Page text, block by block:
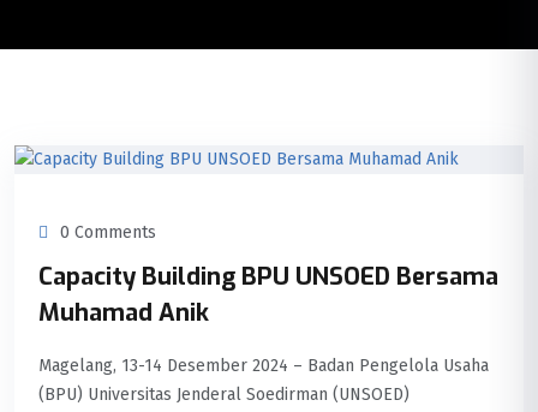
0 Comments
Capacity Building BPU UNSOED Bersama
Muhamad Anik
Magelang, 13-14 Desember 2024 – Badan Pengelola Usaha
(BPU) Universitas Jenderal Soedirman (UNSOED)